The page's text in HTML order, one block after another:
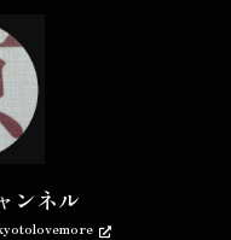
ンネル